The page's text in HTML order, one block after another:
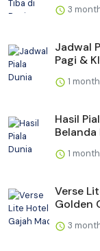
3
Jadwal
Pagi &
1
Hasil
Belanda
1
Verse
Golden
3